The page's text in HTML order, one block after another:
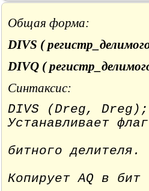
Общая форма:
DIVS (
DIVQ (
Синтаксис:
DIVS (Dreg,
Устанавливает
битного делителя .
Копирует AQ в бит